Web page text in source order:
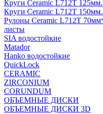
Круги Ceramic L712T
Круги Ceramic L712T
Рулоны Ceramic L712T
листы
SIA водостойкие
Matador
Hanko водостойкие
QuickLock
CERAMIC
ZIRCONIUM
СORUNDUM
ОБЪЕМНЫЕ ДИСКИ
ОБЪЕМНЫЕ ДИСКИ 3D